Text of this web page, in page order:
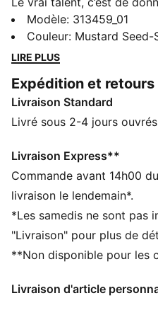
facile. La HALI 1 s'inspire
Tyrese Haliburton et de sa
jeu à chaque instant du
instantanément : ces
les athlètes d’élite de
monte sur le terrain, tu
CARACTÉRISTIQUES +
La tige des chaussures est
de matériaux recyclés
Largeur : Régulière
Bout : Arrondi
Fermeture : Fermeture à
un maintien ajusté
Modèle: 313459_01
Couleur: Mustard Seed-
LIRE PLUS
Expédition et retours
Livraison Standard
Livré sous 2-4 jours
Livraison Express**
Commande avant 14h00
livraison le lendemain*.
*Les samedis ne sont pas
"Livraison" pour plus de
**Non disponible pour les
Livraison d'article